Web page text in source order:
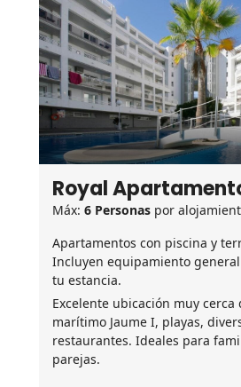
Royal
Máx: 6 Personas por
Apartamentos con piscina y
Incluyen equipamiento
tu estancia.
Excelente ubicación muy cerca
marítimo Jaume I, playas,
restaurantes. Ideales para
parejas.